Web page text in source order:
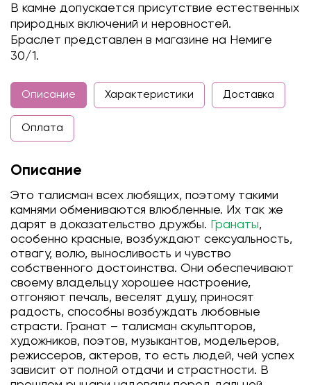
В камне допускается присутствие естественных
природных включений и неровностей.
Браслет представлен в магазине на Немиге
30/1.
Описание Характеристики Доставка
Оплата
Описание
Это талисман всех любящих, поэтому такими
камнями обмениваются влюбленные. Их так же
дарят в доказательство дружбы. Гранаты,
особенно красные, возбуждают сексуальность,
отвагу, волю, выносливость и чувство
собственного достоинства. Они обеспечивают
своему владельцу хорошее настроение,
отгоняют печаль, веселят душу, приносят
радость, способны возбуждать любовные
страсти. Гранат – талисман скульпторов,
художников, поэтов, музыкантов, модельеров,
режиссеров, актеров, то есть людей, чей успех
зависит от полной отдачи и страстности. В